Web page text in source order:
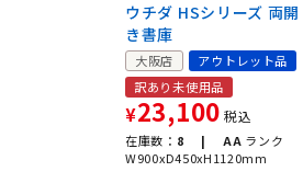
ウチダ HSシリーズ 両開
き書庫
大阪店
アウトレット品
訳あり未使用品
¥23,100 税込
在庫数： 8 | AA ランク
W900xD450xH1120mm